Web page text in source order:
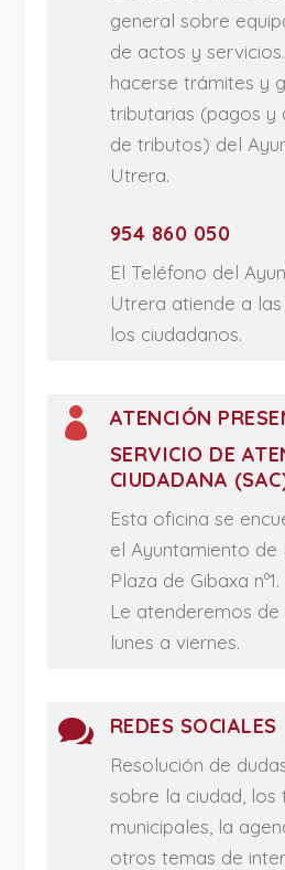
general sobre
de actos y
hacerse trámites y
tributarias (pagos y
de tributos) del
Utrera.
954 860 050
El Teléfono del
Utrera atiende a
los ciudadanos.

ATENCIÓN
SERVICIO DE
CIUDADANA
Esta oficina se
el Ayuntamiento de
Plaza de Gibaxa nº1.
Le atenderemos de
lunes a viernes.
 REDES SOCIALES
Resolución de
sobre la ciudad, los
municipales, la
otros temas de